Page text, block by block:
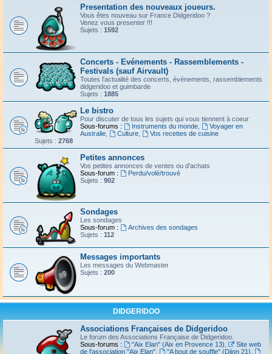
Presentation des nouveaux joueurs.
Vous êtes nouveau sur France Didgeridoo ?
Venez vous presenter !!!
Sujets : 1592
Concerts - Evénements - Rassemblements -
Festivals (sauf Airvault)
Toutes l'actualité des concerts, événements, rassemblements
didgeridoo et guimbarde
Sujets : 1885
Le bistro
Pour discuter de tous les sujets qui vous tiennent à coeur
Sous-forums :
Instruments du monde,
Voyager en
Australie
Culture,
Vos recettes de cuisine
Sujets : 2768
Petites annonces
Vos petites annonces de ventes ou d'achats
Sous-forum :
Perdu/volé/trouvé
Sujets : 902
Sondages
Les sondages
Sous-forum :
Archives des sondages
Sujets : 112
Messages importants
Les messages du Webmaster
Sujets : 200
DIDGERIDOO
Associations Françaises de Didgeridoo
Le forum des Associations Française de Didgeridoo.
Sous-forums :
"Aix Elan" (Aix en Provence 13)
Site web
de l'association "Aix Elan"
"A bout de souffle" (Dijon 21)